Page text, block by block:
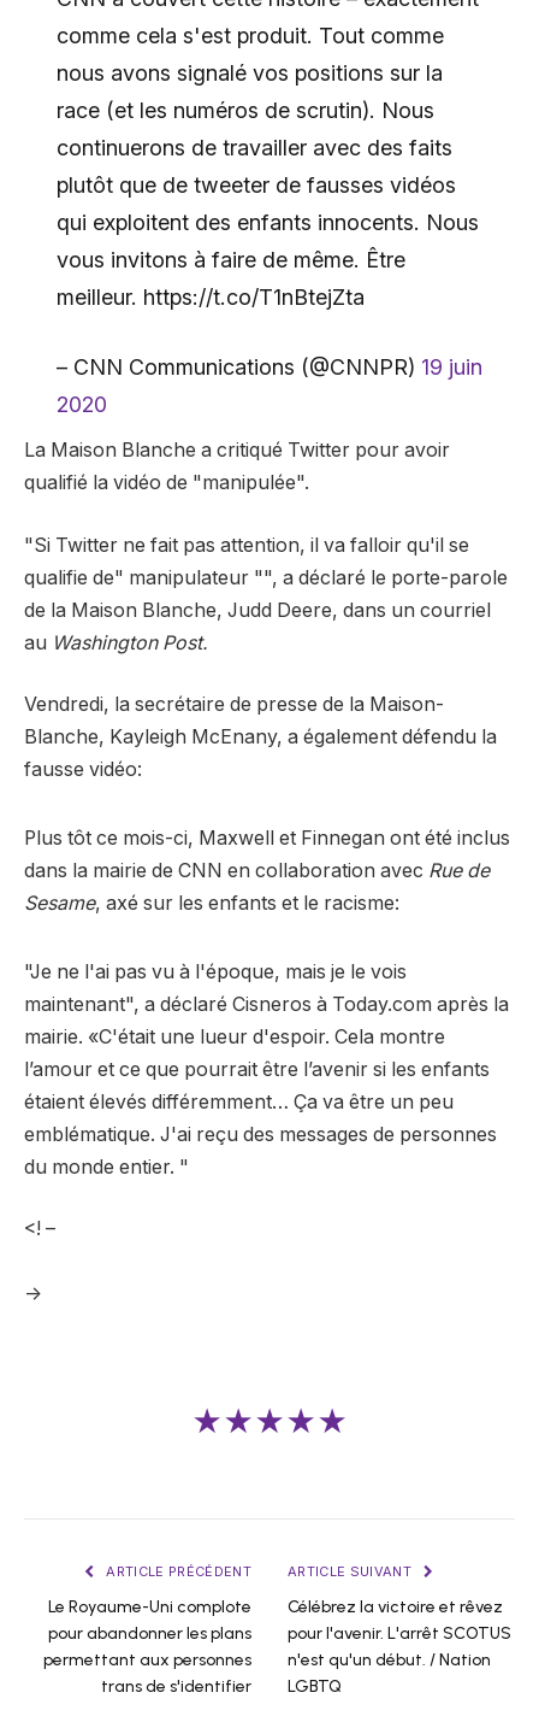
comme cela s'est produit. Tout comme
nous avons signalé vos positions sur la
race (et les numéros de scrutin). Nous
continuerons de travailler avec des faits
plutôt que de tweeter de fausses vidéos
qui exploitent des enfants innocents. Nous
vous invitons à faire de même. Être
meilleur. https://t.co/T1nBtejZta
– CNN Communications (@CNNPR) 19 juin
2020
La Maison Blanche a critiqué Twitter pour avoir
qualifié la vidéo de "manipulée".
"Si Twitter ne fait pas attention, il va falloir qu'il se
qualifie de" manipulateur "", a déclaré le porte-parole
de la Maison Blanche, Judd Deere, dans un courriel
au Washington Post.
Vendredi, la secrétaire de presse de la Maison-
Blanche, Kayleigh McEnany, a également défendu la
fausse vidéo:
Plus tôt ce mois-ci, Maxwell et Finnegan ont été inclus
dans la mairie de CNN en collaboration avec Rue de
Sesame, axé sur les enfants et le racisme:
"Je ne l'ai pas vu à l'époque, mais je le vois
maintenant", a déclaré Cisneros à Today.com après la
mairie. «C'était une lueur d'espoir. Cela montre
l’amour et ce que pourrait être l’avenir si les enfants
étaient élevés différemment… Ça va être un peu
emblématique. J'ai reçu des messages de personnes
du monde entier. "
<! –
->
★★★★★
ARTICLE PRÉCÉDENT
Le Royaume-Uni complote
pour abandonner les plans
permettant aux personnes
trans de s'identifier
ARTICLE SUIVANT
Célébrez la victoire et rêvez
pour l'avenir. L'arrêt SCOTUS
n'est qu'un début. / Nation
LGBTQ